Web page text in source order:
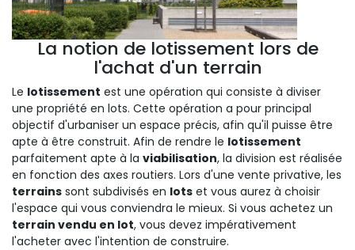
La notion de lotissement lors de
l'achat d'un terrain
Le lotissement est une opération qui consiste à diviser
une propriété en lots. Cette opération a pour principal
objectif d'urbaniser un espace précis, afin qu'il puisse être
apte à être construit. Afin de rendre le lotissement
parfaitement apte à la viabilisation, la division est réalisée
en fonction des axes routiers. Lors d'une vente privative, les
terrains sont subdivisés en lots et vous aurez à choisir
l'espace qui vous conviendra le mieux. Si vous achetez un
terrain vendu en lot, vous devez impérativement
l'acheter avec l'intention de construire.